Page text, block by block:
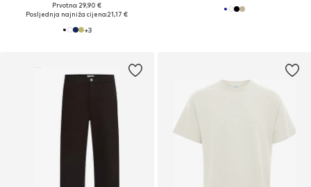
Prvotno: 29,90 €
Posljednja najniža cijena:21,17 €
+3